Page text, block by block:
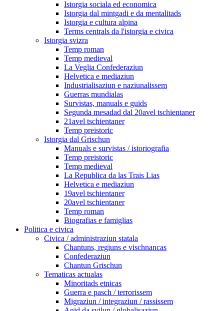
Istorgia sociala ed economica
Istorgia dal mintgadi e da mentalitads
Istorgia e cultura alpina
Terms centrals da l'istorgia e civica
Istorgia svizra
Temp roman
Temp medieval
La Veglia Confederaziun
Helvetica e mediaziun
Industrialisaziun e naziunalissem
Guerras mundialas
Survistas, manuals e guids
Segunda mesadad dal 20avel tschientaner
21avel tschientaner
Temp preistoric
Istorgia dal Grischun
Manuals e survistas / istoriografia
Temp preistoric
Temp medieval
La Republica da las Trais Lias
Helvetica e mediaziun
19avel tschientaner
20avel tschientaner
Temp roman
Biografias e famiglias
Politica e civica
Civica / administraziun statala
Chantuns, regiuns e vischnancas
Confederaziun
Chantun Grischun
Tematicas actualas
Minoritads etnicas
Guerra e pasch / terrorissem
Migraziun / integraziun / rassissem